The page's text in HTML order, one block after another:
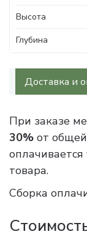
Высота
Глубина
Доставка и
При заказе
30% от
товара.
Сборка